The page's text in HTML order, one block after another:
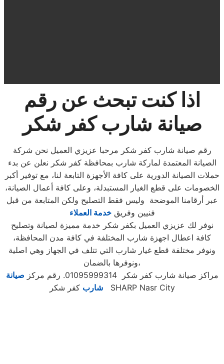
اذا كنت تبحث عن رقم
صيانة شارب كفر شكر
رقم صيانة شارب كفر شكر مرحبا عزيزي العميل نحن شركة
الصيانة المعتمدة لماركة شارب بمحافظة كفر شكر نعلن عن بدء
حملات الصيانة الدورية على كافة الأجهزة التابعة لنا، مع توفير أكبر
الخصومات على قطع الغيار المستبدلة، وعلى كافة أعمال الصيانة،
عبر أرقامنا الموضحة وليس فقط التصليح ولكن المتابعة من قبل
فنيين وفريقخدمة العملاء
نوفر لك عزيزي العميل بكفر شكر خدمة مميزة لصيانة وتصليح
كافة اعطال اجهزة شارب المختلفة في كافة مدن المحافظة،
ونوفر مختلفة قطع غيار شارب التي تتلف في الجهاز وهي اصلية
ونوفرها بالضمان،
مراكز صيانة شارب كفر شكر 01095999314. رقم مركز
صيانة
شاربكفر شكر SHARP Nasr City